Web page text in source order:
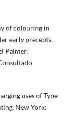
of colouring in
early precepts,
Palmer.
uses of Type
New York: